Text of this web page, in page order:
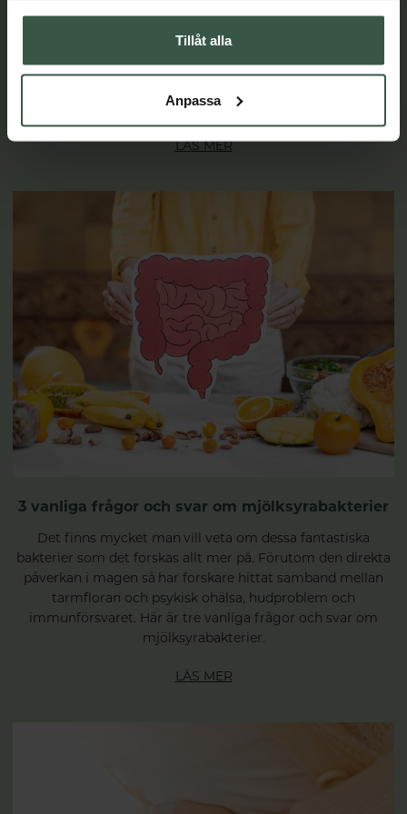
Tillåt alla
Anpassa
magen och oregelbundna toalettbesök. 15-20 procent av
Sveriges befolkning lider av magproblem som kan kopplas
lugnare mage.
LÄS MER
3 vanliga frågor och svar om mjölksyrabakterier
Det finns mycket man vill veta om dessa fantastiska
bakterier som det forskas allt mer på. Förutom den direkta
påverkan i magen så har forskare hittat samband mellan
tarmfloran och psykisk ohälsa, hudproblem och
immunförsvaret. Här är tre vanliga frågor och svar om
mjölksyrabakterier.
LÄS MER